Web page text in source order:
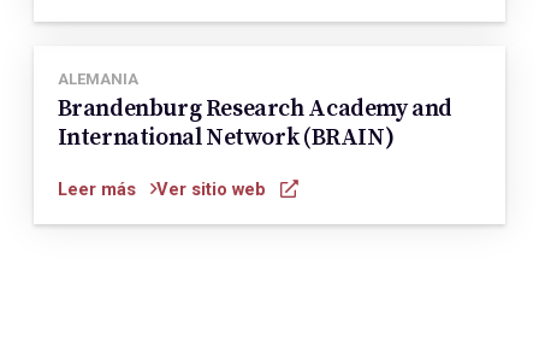
ALEMANIA
Brandenburg Research Academy and
International Network (BRAIN)
Leer más Ver sitio web